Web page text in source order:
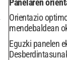
Panelaren
Orientazio
mendebaldean
Eguzki panelen